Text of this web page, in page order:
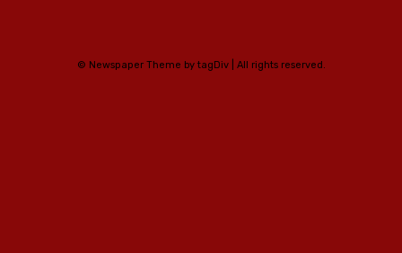
© Newspaper Theme by tagDiv | All rights reserved.